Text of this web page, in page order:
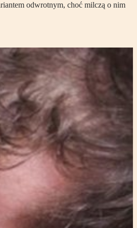
odwrotnym, choć milczą o nim